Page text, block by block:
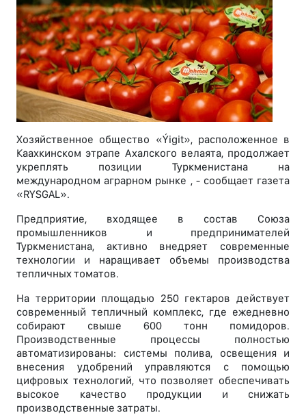
Хозяйственное общество «Ýigit», расположенное в
Каахкинском этрапе Ахалского велаята, продолжает
укреплять позиции Туркменистана на
международном аграрном рынке , - сообщает газета
«RYSGAL».
Предприятие, входящее в состав Союза
промышленников и предпринимателей
Туркменистана, активно внедряет современные
технологии и наращивает объемы производства
тепличных томатов.
На территории площадью 250 гектаров действует
современный тепличный комплекс, где ежедневно
собирают свыше 600 тонн помидоров.
Производственные процессы полностью
автоматизированы: системы полива, освещения и
внесения удобрений управляются с помощью
цифровых технологий, что позволяет обеспечивать
высокое качество продукции и снижать
производственные затраты.